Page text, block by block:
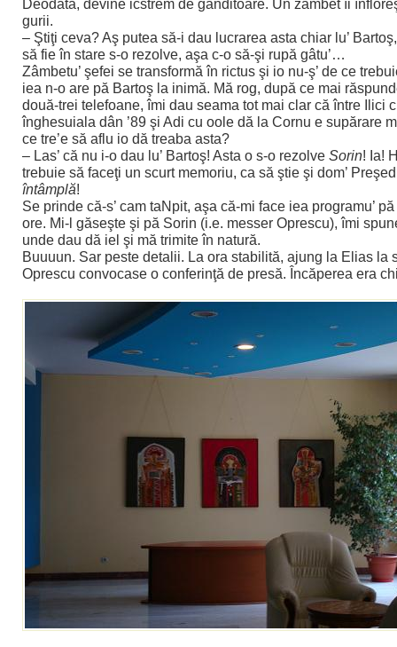
Deodată, devine icstrem de gânditoare. Un zâmbet îi
gurii.
– Ştiţi ceva? Aş putea să-i dau lucrarea asta chiar lu’
să fie în stare s-o rezolve, aşa c-o să-şi rupă gâtu’…
Zâmbetu’ şefei se transformă în rictus şi io nu-ş’ de ce
iea n-o are pă Bartoş la inimă. Mă rog, după ce mai
două-trei telefoane, îmi dau seama tot mai clar că între Ilici
înghesuiala dân ’89 şi Adi cu oole dă la Cornu e supărare
ce tre’e să aflu io dă treaba asta?
– Las’ că nu i-o dau lu’ Bartoş! Asta o s-o rezolve Sorin! Ia!
trebuie să faceţi un scurt memoriu, ca să ştie şi dom’
întâmplă!
Se prinde că-s’ cam taNpit, aşa că-mi face iea programu’
ore. Mi-l găseşte şi pă Sorin (i.e. messer Oprescu), îmi
unde dau dă iel şi mă trimite în natură.
Buuuun. Sar peste detalii. La ora stabilită, ajung la Elias la
Oprescu convocase o conferinţă de presă. Încăperea era